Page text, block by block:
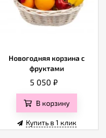
Новогодняя корзина с
фруктами
5 050 ₽
В корзину
Купить в 1 клик